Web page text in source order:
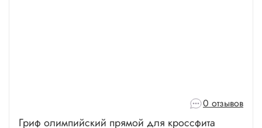
0 отзывов
Гриф олимпийский прямой для кроссфита